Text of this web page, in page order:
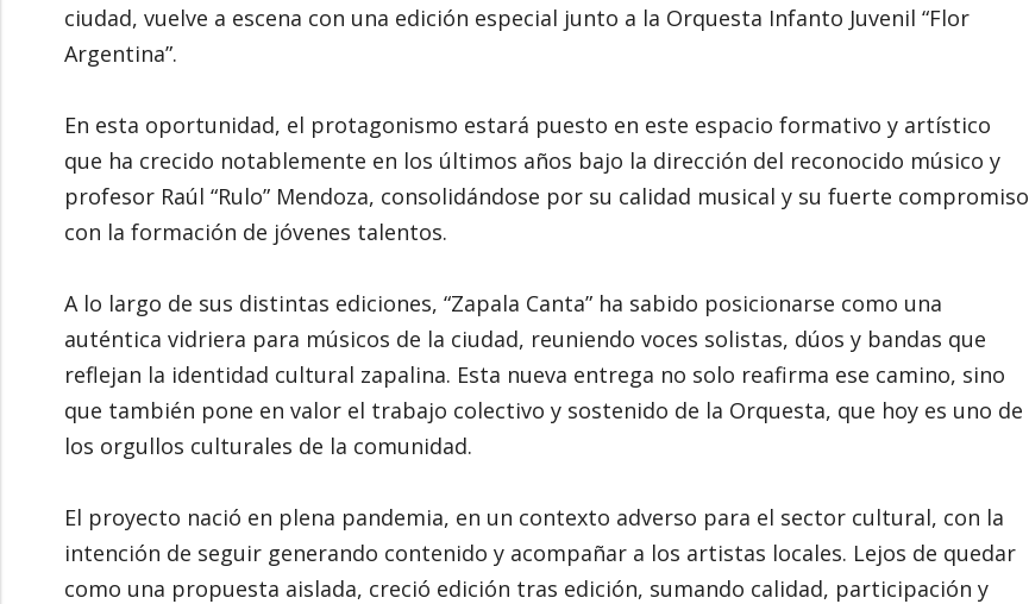
ciudad, vuelve a escena con una edición especial junto a la Orquesta Infanto Juvenil “Flor
Argentina”.
En esta oportunidad, el protagonismo estará puesto en este espacio formativo y artístico
que ha crecido notablemente en los últimos años bajo la dirección del reconocido músico y
profesor Raúl “Rulo” Mendoza, consolidándose por su calidad musical y su fuerte compromiso
con la formación de jóvenes talentos.
A lo largo de sus distintas ediciones, “Zapala Canta” ha sabido posicionarse como una
auténtica vidriera para músicos de la ciudad, reuniendo voces solistas, dúos y bandas que
reflejan la identidad cultural zapalina. Esta nueva entrega no solo reafirma ese camino, sino
que también pone en valor el trabajo colectivo y sostenido de la Orquesta, que hoy es uno de
los orgullos culturales de la comunidad.
El proyecto nació en plena pandemia, en un contexto adverso para el sector cultural, con la
intención de seguir generando contenido y acompañar a los artistas locales. Lejos de quedar
como una propuesta aislada, creció edición tras edición, sumando calidad, participación y